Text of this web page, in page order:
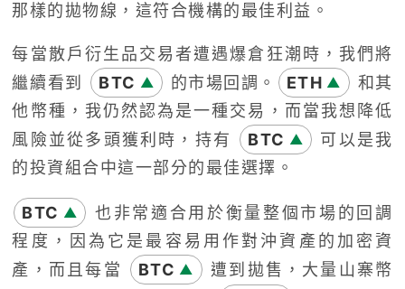
那樣的拋物線，這符合機構的最佳利益。
每當散戶衍生品交易者遭遇爆倉狂潮時，我們將
繼續看到
BTC ▲ 的市場回調。 ETH ▲
和其
他幣種，我仍然認為是一種交易，而當我想降低
風險並從多頭獲利時，持有
BTC ▲
可以是我
的投資組合中這一部分的最佳選擇。
BTC ▲
也非常適合用於衡量整個市場的回調
程度，因為它是最容易用作對沖資產的加密資
產，而且每當
BTC ▲
遭到拋售，大量山寨幣